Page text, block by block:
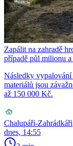
Zapálit na zahradě
případě půl milionu a
Následky
materiálů jsou
až 150 000 Kč.
Chalupáři-Zahrádkáři
dnes, 14:55